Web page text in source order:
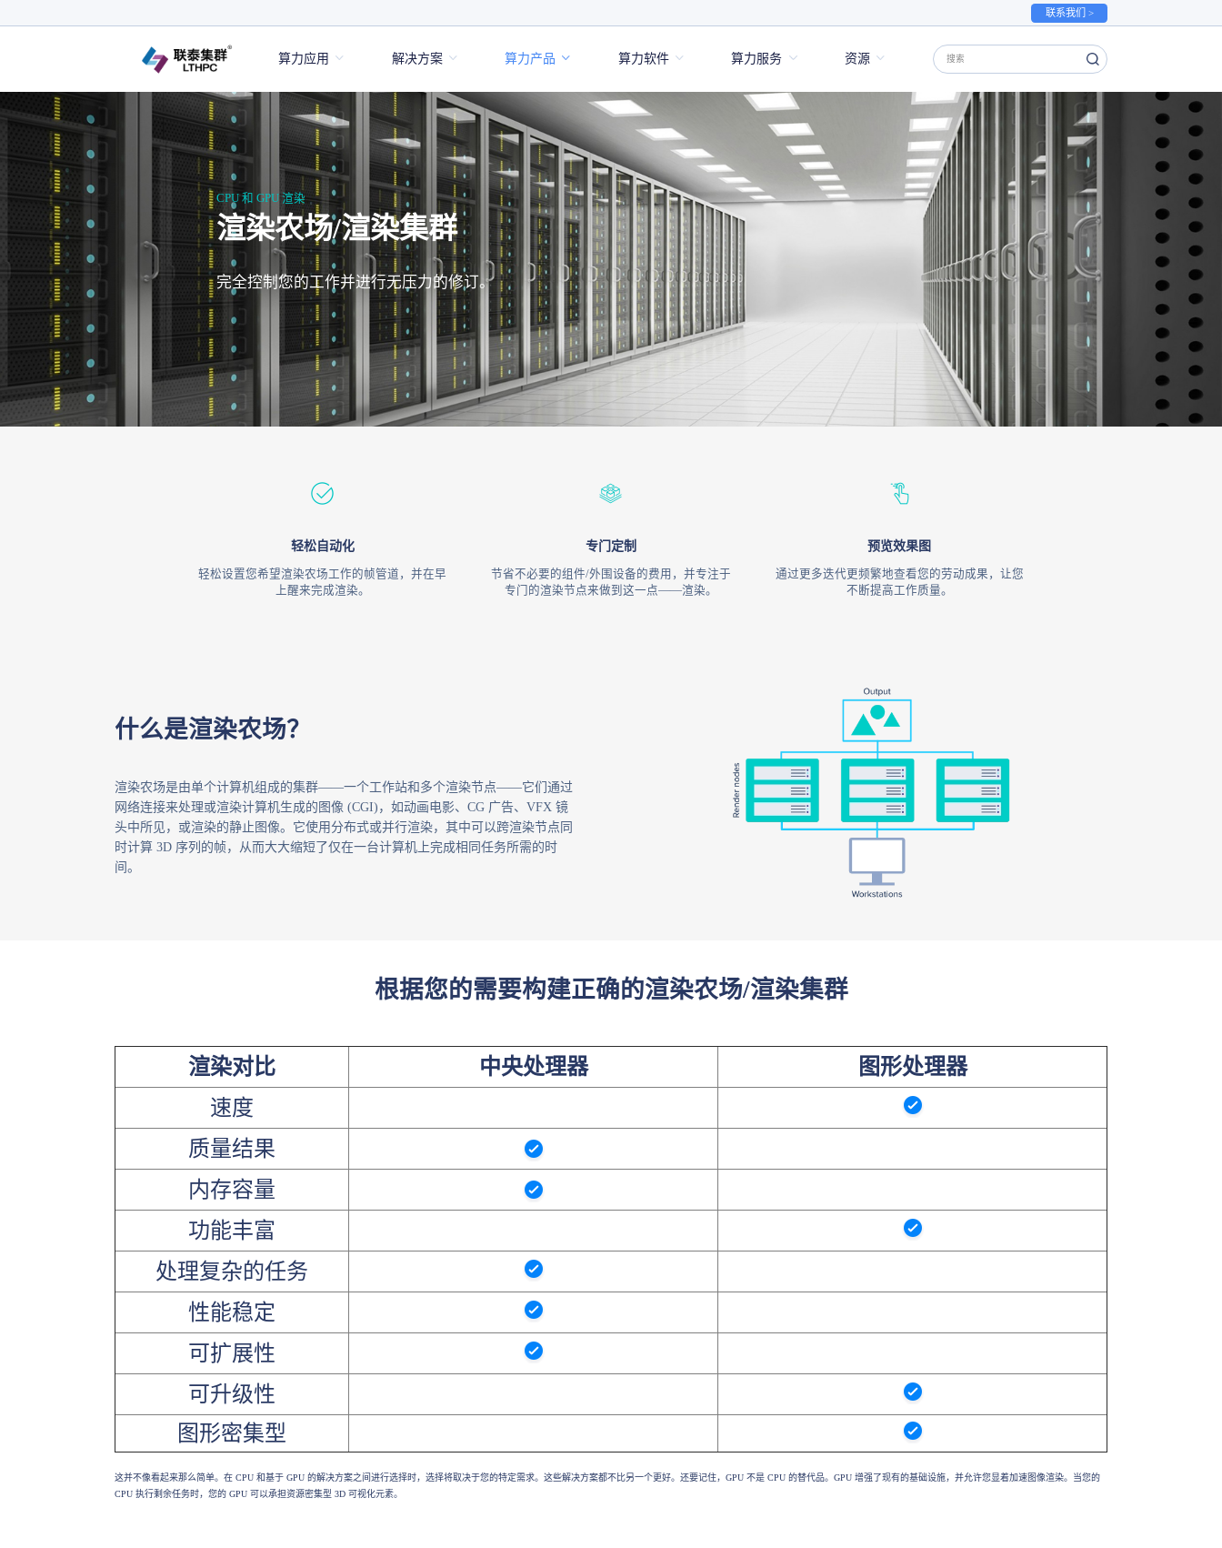
联系我们 >
算力应用 解决方案 算力产品 算力软件 算力服务 资源
CPU 和 GPU 渲染
渲染农场/渲染集群
完全控制您的工作并进行无压力的修订。
轻松自动化
轻松设置您希望渲染农场工作的帧管道，并在早
上醒来完成渲染。
专门定制
节省不必要的组件/外围设备的费用，并专注于
专门的渲染节点来做到这一点——渲染。
预览效果图
通过更多迭代更频繁地查看您的劳动成果，让您
不断提高工作质量。
什么是渲染农场？
渲染农场是由单个计算机组成的集群——一个工作站和多个渲染节点——它们通过
网络连接来处理或渲染计算机生成的图像 (CGI)，如动画电影、CG 广告、VFX 镜
头中所见，或渲染的静止图像。 它使用分布式或并行渲染，其中可以跨渲染节点同
时计算 3D 序列的帧，从而大大缩短了仅在一台计算机上完成相同任务所需的时
间。
根据您的需要构建正确的渲染农场/渲染集群
渲染对比 中央处理器
图形处理器
速度
质量结果
内存容量
功能丰富
处理复杂的任务
性能稳定
可扩展性
可升级性
图形密集型
这并不像看起来那么简单。在 CPU 和基于 GPU 的解决方案之间进行选择时，选择将取决于您的特定需求。这些解决方案都不比另一个更好。还要记住，GPU 不是 CPU 的替代品。GPU 增强了现有的基础设施，并允许您显着加速图像渲染。当您的
CPU 执行剩余任务时，您的 GPU 可以承担资源密集型 3D 可视化元素。